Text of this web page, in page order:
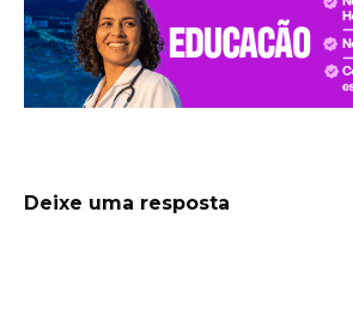
Deixe uma resposta